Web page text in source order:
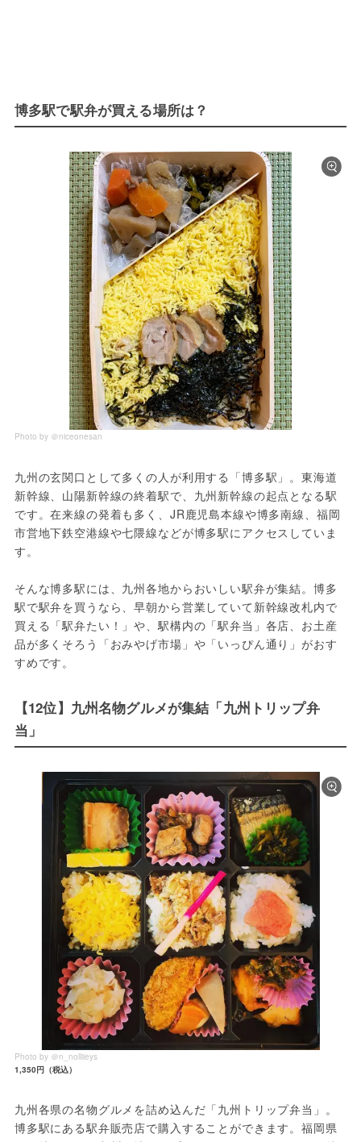
博多駅で駅弁が買える場所は？
Photo by ＠niceonesan
九州の玄関口として多くの人が利用する「博多駅」。東海道
新幹線、山陽新幹線の終着駅で、九州新幹線の起点となる駅
です。在来線の発着も多く、JR鹿児島本線や博多南線、福岡
市営地下鉄空港線や七隈線などが博多駅にアクセスしていま
す。
そんな博多駅には、九州各地からおいしい駅弁が集結。博多
駅で駅弁を買うなら、早朝から営業していて新幹線改札内で
買える「駅弁たい！」や、駅構内の「駅弁当」各店、お土産
品が多くそろう「おみやげ市場」や「いっぴん通り」がおす
すめです。
【12位】九州名物グルメが集結「九州トリップ弁
当」
Photo by ＠n_nolliieys
1,350円（税込）
九州各県の名物グルメを詰め込んだ「九州トリップ弁当」。
博多駅にある駅弁販売店で購入することができます。福岡県